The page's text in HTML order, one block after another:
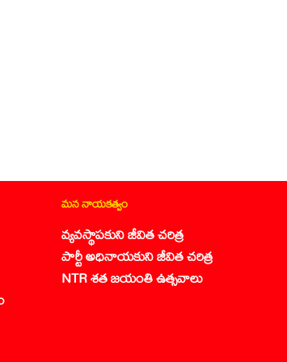
మన నాయకత్వం
వ్యవస్థాపకుని జీవిత చరిత్ర
పార్టీ అధినాయకుని జీవిత చరిత్ర
NTR శత జయంతి ఉత్సవాలు